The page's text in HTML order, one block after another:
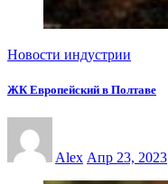
Новости индустрии
ЖК Европейский в Полтаве
Alex Апр 23, 2023